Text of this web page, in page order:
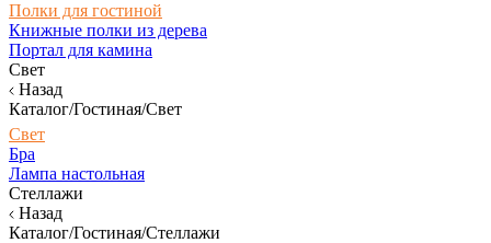
Полки для гостиной
Книжные полки из дерева
Портал для камина
Свет
Назад
Каталог/Гостиная/Свет
Свет
Бра
Лампа настольная
Стеллажи
Назад
Каталог/Гостиная/Стеллажи